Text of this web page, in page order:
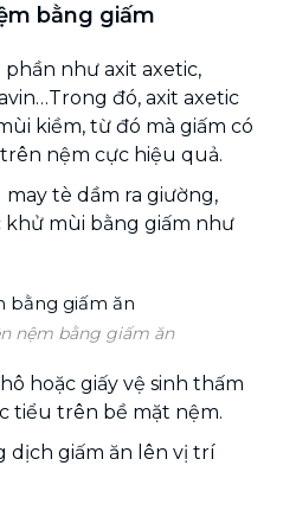
bằng giấm
như axit axetic,
đó, axit axetic
kiềm, từ đó mà giấm có
nệm cực hiệu quả.
tè dầm ra giường,
khử mùi bằng giấm như
nệm bằng giấm ăn
hoặc giấy vệ sinh thấm
tiểu trên bề mặt nệm.
dịch giấm ăn lên vị trí